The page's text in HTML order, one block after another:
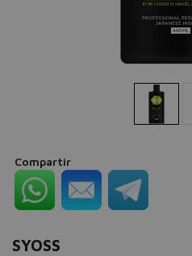
Compartir
SYOSS